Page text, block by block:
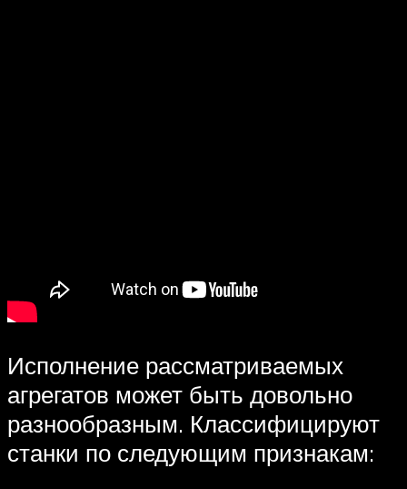
Исполнение рассматриваемых
агрегатов может быть довольно
разнообразным. Классифицируют
станки по следующим признакам: